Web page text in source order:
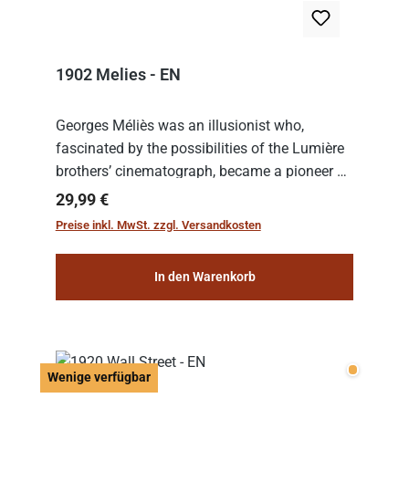
1902 Melies - EN
Georges Méliès was an illusionist who,
fascinated by the possibilities of the Lumière
brothers’ cinematograph, became a pioneer of
cinema. In 1902, he filmed his most famous
work: “Le Voyage dans la Lune” (“A Trip to...
Regulärer Preis:
29,99 €
Preise inkl. MwSt. zzgl. Versandkosten
In den Warenkorb
Wenige verfügbar Wenige